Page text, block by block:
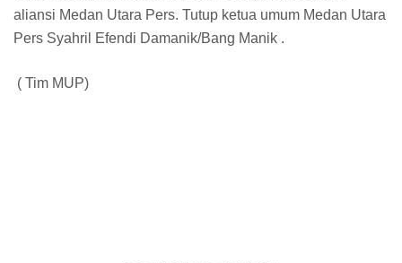
aliansi Medan Utara Pers. Tutup ketua umum Medan Utara
Pers Syahril Efendi Damanik/Bang Manik .
( Tim MUP)